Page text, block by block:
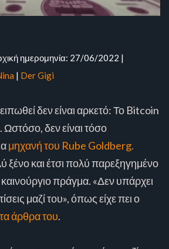
ημερομηνία: 27/06/2022 |
| Der Gigi
δεν είναι αρκετό: Το Bitcoin
δεν είναι τόσο
μηχανή του Rube Goldberg.
ξένο και έτσι πολύ παρεξηγημένο
καινούργιο πράγμα. «Δεν υπάρχει
μαζί του», όπως είχε πει ο
άρθρα του.